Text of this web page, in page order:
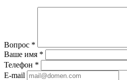
Вопрос *
Ваше имя *
Телефон *
E-mail